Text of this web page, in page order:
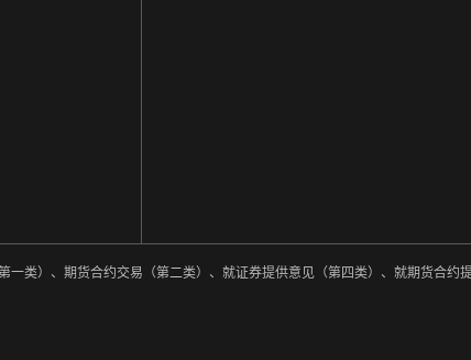
类）、期货合约交易（第二类）、就证券提供意见（第四类）、就期货合